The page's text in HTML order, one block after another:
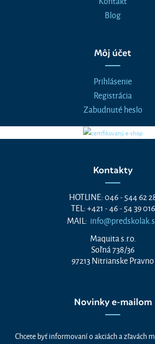
Blog
Môj účet
Prihlásenie
Registrácia
Zabudnuté heslo
Kontakty
HOTLINE: 046 - 544 62
TEL: +421 - 46 - 54 39 016
MAIL:
Maquita s.r.o.
Soľná 738/36
97213 Nitrianske Pravno
Novinky e-mailom
Chcete byť informovaní o akciách a zľavách